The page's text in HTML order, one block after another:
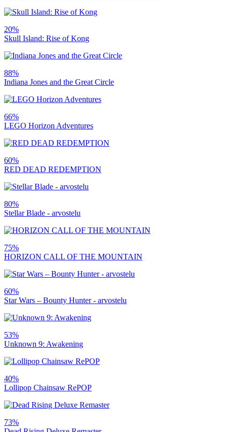
20%
Skull Island: Rise of Kong
88%
Indiana Jones and the Great Circle
66%
LEGO Horizon Adventures
60%
RED DEAD REDEMPTION
80%
Stellar Blade - arvostelu
75%
HORIZON CALL OF THE MOUNTAIN
60%
Star Wars – Bounty Hunter - arvostelu
53%
Unknown 9: Awakening
40%
Lollipop Chainsaw RePOP
73%